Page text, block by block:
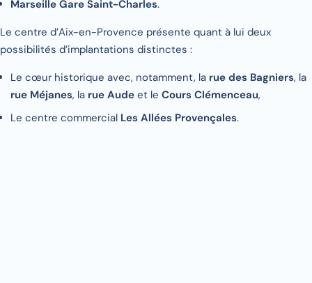
Marseille Gare Saint-Charles.
Le centre d’Aix-en-Provence présente quant à lui deux
possibilités d’implantations distinctes :
Le cœur historique avec, notamment, la rue des Bagniers, la
rue Méjanes, la rue Aude et le Cours Clémenceau,
Le centre commercial Les Allées Provençales.